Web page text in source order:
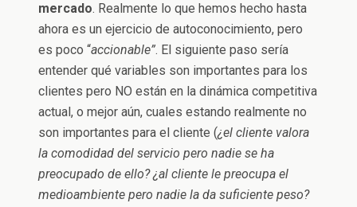
mercado. Realmente lo que hemos hecho hasta
ahora es un ejercicio de autoconocimiento, pero
es poco “accionable”. El siguiente paso sería
entender qué variables son importantes para los
clientes pero NO están en la dinámica competitiva
actual, o mejor aún, cuales estando realmente no
son importantes para el cliente (¿el cliente valora
la comodidad del servicio pero nadie se ha
preocupado de ello? ¿al cliente le preocupa el
medioambiente pero nadie la da suficiente peso?